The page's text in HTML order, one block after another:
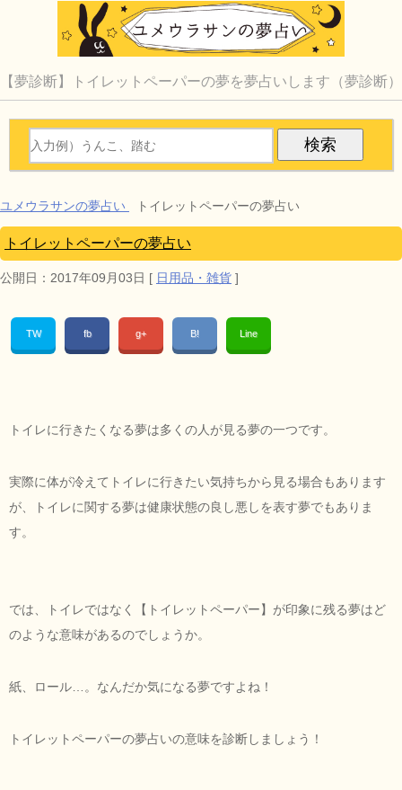
【夢診断】トイレットペーパーの夢を夢占いします（夢診断）
ユメウラサンの夢占い トイレットペーパーの夢占い
トイレットペーパーの夢占い
公開日： 2017年09月03日 [ 日用品・雑貨 ]
TW fb g+ B! Line
トイレに行きたくなる夢は多くの人が見る夢の一つです。
実際に体が冷えてトイレに行きたい気持ちから見る場合もあります
が、トイレに関する夢は健康状態の良し悪しを表す夢でもありま
す。
では、トイレではなく【トイレットペーパー】が印象に残る夢はど
のような意味があるのでしょうか。
紙、ロール…。なんだか気になる夢ですよね！
トイレットペーパーの夢占いの意味を診断しましょう！